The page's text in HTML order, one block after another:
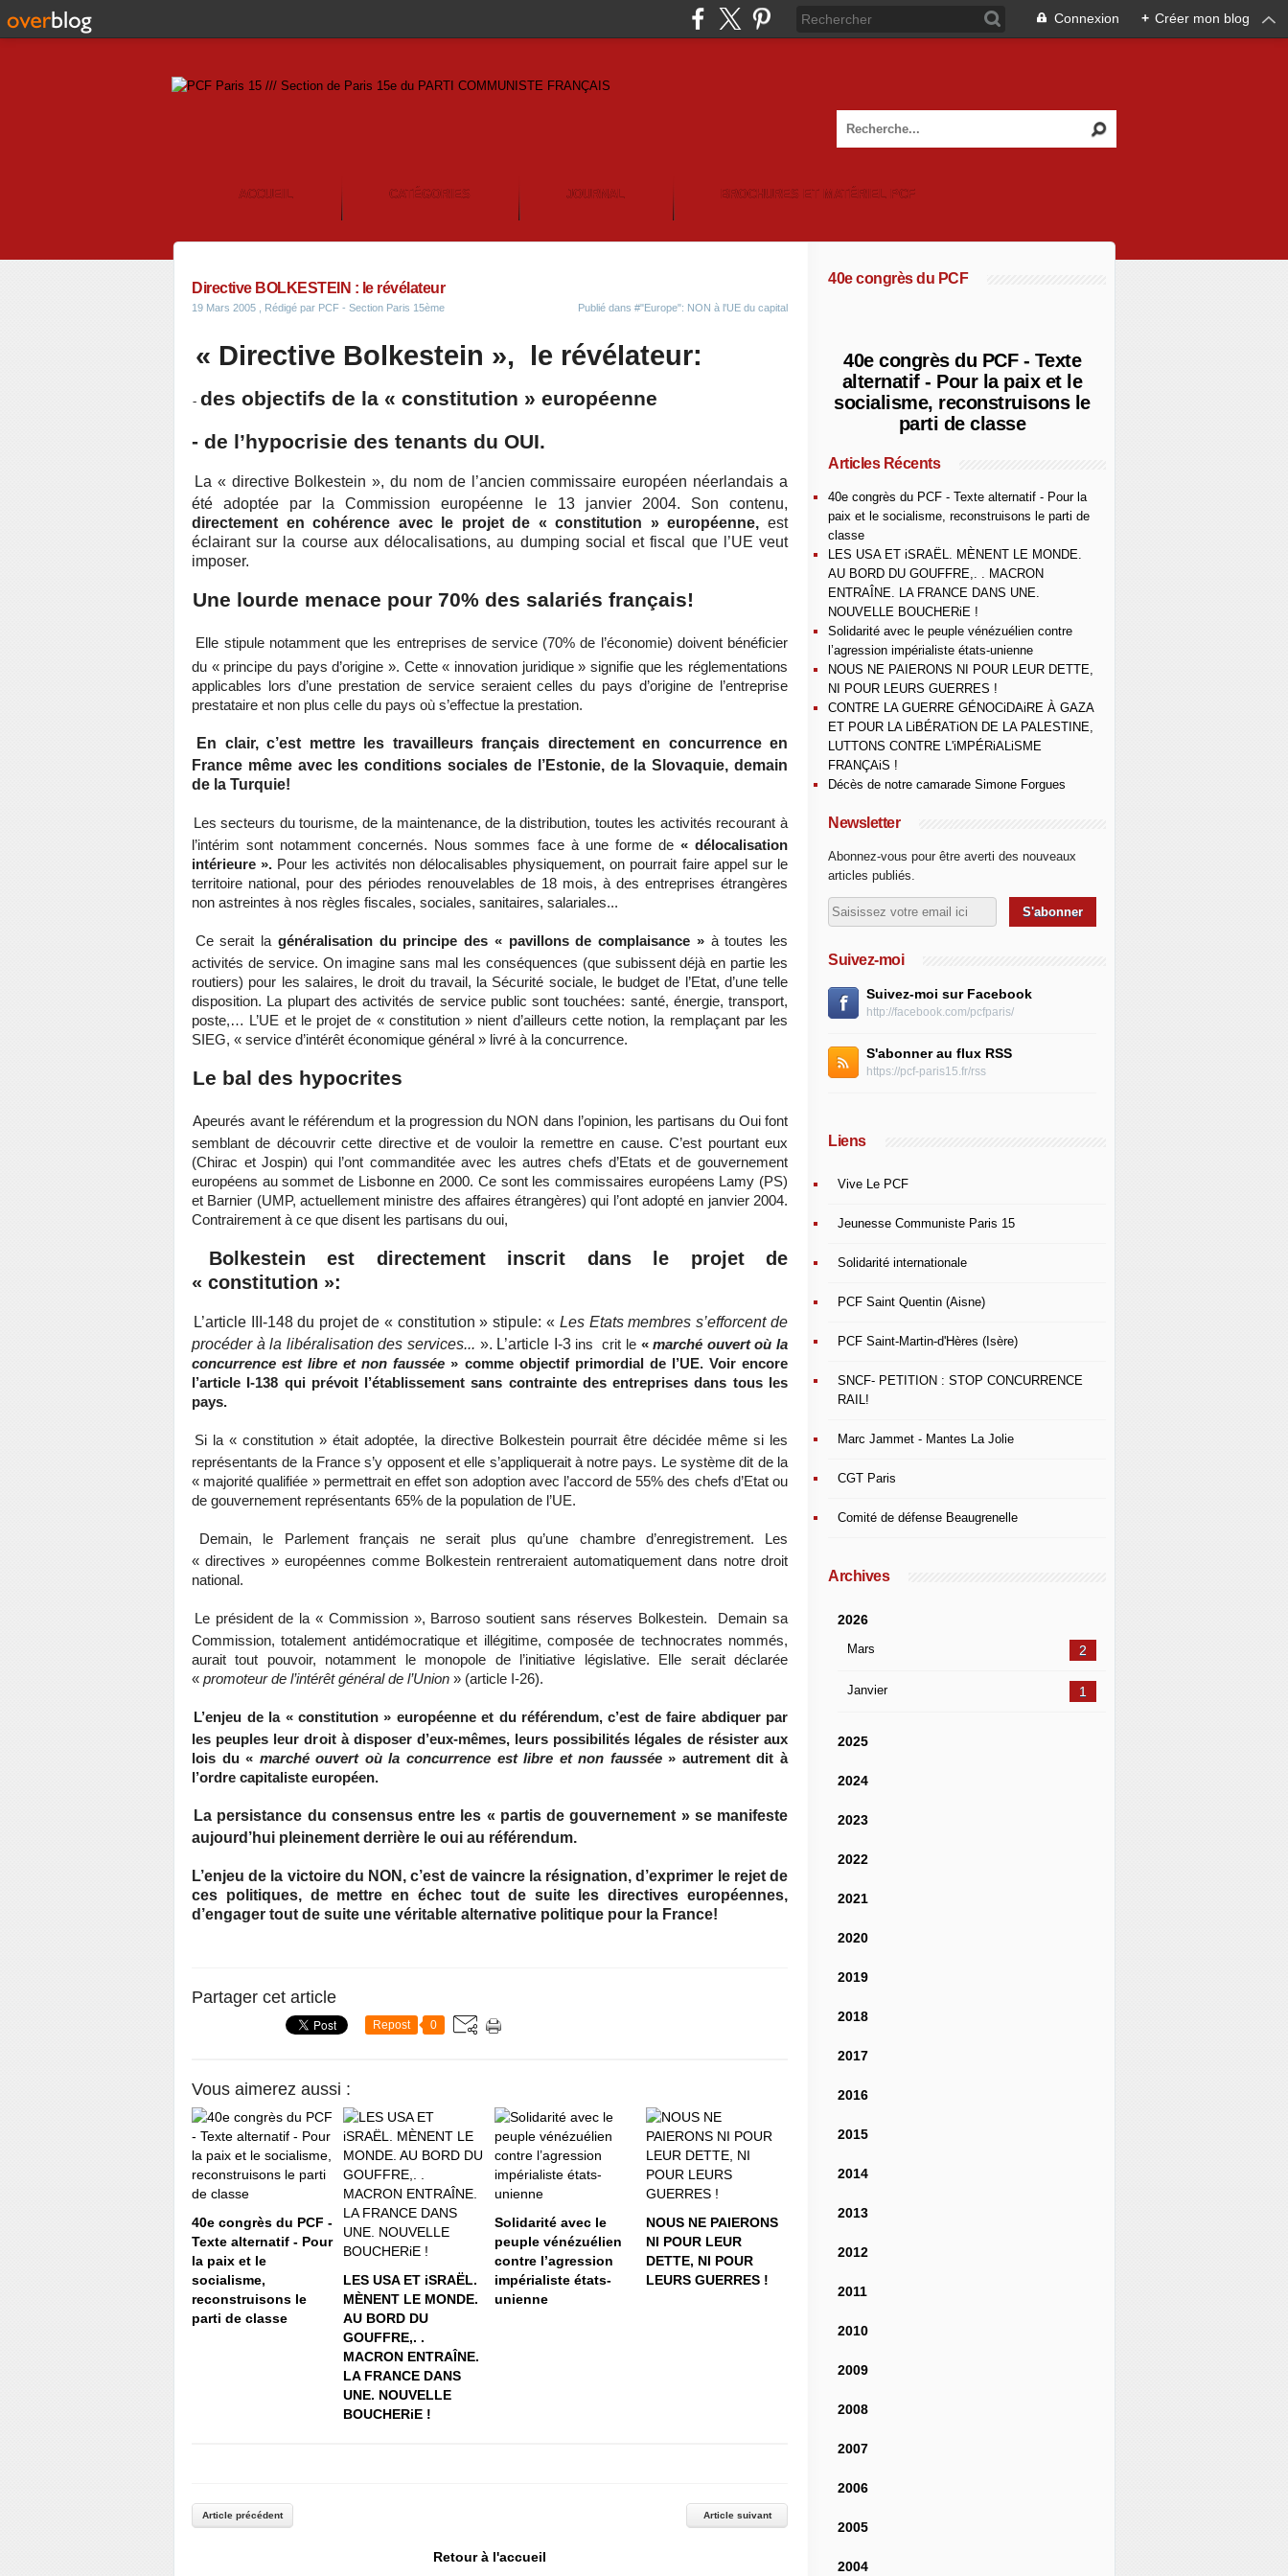
Connexion + Créer mon blog
ACCUEIL CATÉGORIES JOURNAL BROCHURES ET MATÉRIEL PCF
Directive BOLKESTEIN : le révélateur
19 Mars 2005 , Rédigé par PCF - Section Paris 15ème Publié dans #"Europe": NON à l'UE du capital
« Directive Bolkestein », le révélateur:
- des objectifs de la « constitution » européenne
- de l’hypocrisie des tenants du OUI.
La « directive Bolkestein », du nom de l’ancien commissaire européen néerlandais a
été adoptée par la Commission européenne le 13 janvier 2004. Son contenu,
directement en cohérence avec le projet de « constitution » européenne, est
éclairant sur la course aux délocalisations, au dumping social et fiscal que l’UE veut
imposer.
Une lourde menace pour 70% des salariés français!
Elle stipule notamment que les entreprises de service (70% de l’économie) doivent bénéficier
du « principe du pays d’origine ». Cette « innovation juridique » signifie que les réglementations
applicables lors d’une prestation de service seraient celles du pays d’origine de l’entreprise
prestataire et non plus celle du pays où s’effectue la prestation.
En clair, c’est mettre les travailleurs français directement en concurrence en
France même avec les conditions sociales de l’Estonie, de la Slovaquie, demain
de la Turquie!
Les secteurs du tourisme, de la maintenance, de la distribution, toutes les activités recourant à
l’intérim sont notamment concernés. Nous sommes face à une forme de « délocalisation
intérieure ». Pour les activités non délocalisables physiquement, on pourrait faire appel sur le
territoire national, pour des périodes renouvelables de 18 mois, à des entreprises étrangères
non astreintes à nos règles fiscales, sociales, sanitaires, salariales...
Ce serait la généralisation du principe des « pavillons de complaisance » à toutes les
activités de service. On imagine sans mal les conséquences (que subissent déjà en partie les
routiers) pour les salaires, le droit du travail, la Sécurité sociale, le budget de l’Etat, d’une telle
disposition. La plupart des activités de service public sont touchées: santé, énergie, transport,
poste,… L’UE et le projet de « constitution » nient d’ailleurs cette notion, la remplaçant par les
SIEG, « service d’intérêt économique général » livré à la concurrence.
Le bal des hypocrites
Apeurés avant le référendum et la progression du NON dans l’opinion, les partisans du Oui font
semblant de découvrir cette directive et de vouloir la remettre en cause. C’est pourtant eux
(Chirac et Jospin) qui l’ont commanditée avec les autres chefs d’Etats et de gouvernement
européens au sommet de Lisbonne en 2000. Ce sont les commissaires européens Lamy (PS)
et Barnier (UMP, actuellement ministre des affaires étrangères) qui l’ont adopté en janvier 2004.
Contrairement à ce que disent les partisans du oui,
Bolkestein est directement inscrit dans le projet de
« constitution »:
L’article III-148 du projet de « constitution » stipule: « Les Etats membres s’efforcent de
procéder à la libéralisation des services... ». L’article I-3 ins crit le «marché ouvert où la
concurrence est libre et non faussée » comme objectif primordial de l’UE. Voir encore
l’article I-138 qui prévoit l’établissement sans contrainte des entreprises dans tous les
pays.
Si la « constitution » était adoptée, la directive Bolkestein pourrait être décidée même si les
représentants de la France s’y opposent et elle s’appliquerait à notre pays. Le système dit de la
« majorité qualifiée » permettrait en effet son adoption avec l’accord de 55% des chefs d’Etat ou
de gouvernement représentants 65% de la population de l’UE.
Demain, le Parlement français ne serait plus qu’une chambre d’enregistrement. Les
« directives » européennes comme Bolkestein rentreraient automatiquement dans notre droit
national.
Le président de la « Commission », Barroso soutient sans réserves Bolkestein.
Demain sa
Commission, totalement antidémocratique et illégitime, composée de technocrates nommés,
aurait tout pouvoir, notamment le monopole de l’initiative législative. Elle serait déclarée
« promoteur de l’intérêt général de l’Union » (article I-26).
L’enjeu de la « constitution » européenne et du référendum, c’est de faire abdiquer par
les peuples leur droit à disposer d’eux-mêmes, leurs possibilités légales de résister aux
lois du « marché ouvert où la concurrence est libre et non faussée» autrement dit à
l’ordre capitaliste européen.
La persistance du consensus entre les « partis de gouvernement » se manifeste
aujourd’hui pleinement derrière le oui au référendum.
L’enjeu de la victoire du NON, c’est de vaincre la résignation, d’exprimer le rejet de
ces politiques, de mettre en échec tout de suite les directives européennes,
d’engager tout de suite une véritable alternative politique pour la France!
Partager cet article
Repost 0
Vous aimerez aussi :
40e congrès du PCF -
Texte alternatif - Pour
la paix et le
socialisme,
reconstruisons le
parti de classe
LES USA ET iSRAËL.
MÈNENT LE MONDE.
AU BORD DU
GOUFFRE,. .
MACRON ENTRAÎNE.
LA FRANCE DANS
UNE. NOUVELLE
BOUCHERiE !
Solidarité avec le
peuple vénézuélien
contre l’agression
impérialiste états-
unienne
NOUS NE PAIERONS
NI POUR LEUR
DETTE, NI POUR
LEURS GUERRES !
Article précédent Article suivant
Retour à l'accueil
40e congrès du PCF
40e congrès du PCF - Texte
alternatif - Pour la paix et le
socialisme, reconstruisons le
parti de classe
Articles Récents
40e congrès du PCF - Texte alternatif - Pour la
paix et le socialisme, reconstruisons le parti de
classe
LES USA ET iSRAËL. MÈNENT LE MONDE.
AU BORD DU GOUFFRE,. . MACRON
ENTRAÎNE. LA FRANCE DANS UNE.
NOUVELLE BOUCHERiE !
Solidarité avec le peuple vénézuélien contre
l’agression impérialiste états-unienne
NOUS NE PAIERONS NI POUR LEUR DETTE,
NI POUR LEURS GUERRES !
CONTRE LA GUERRE GÉNOCiDAiRE À GAZA
ET POUR LA LiBÉRATiON DE LA PALESTINE,
LUTTONS CONTRE L'iMPÉRiALiSME
FRANÇAiS !
Décès de notre camarade Simone Forgues
Newsletter
Abonnez-vous pour être averti des nouveaux
articles publiés.
Suivez-moi
Suivez-moi sur Facebook
http://facebook.com/pcfparis/
S'abonner au flux RSS
https://pcf-paris15.fr/rss
Liens
Vive Le PCF
Jeunesse Communiste Paris 15
Solidarité internationale
PCF Saint Quentin (Aisne)
PCF Saint-Martin-d'Hères (Isère)
SNCF- PETITION : STOP CONCURRENCE
RAIL!
Marc Jammet - Mantes La Jolie
CGT Paris
Comité de défense Beaugrenelle
Archives
2026
Mars 2
Janvier 1
2025
2024
2023
2022
2021
2020
2019
2018
2017
2016
2015
2014
2013
2012
2011
2010
2009
2008
2007
2006
2005
2004